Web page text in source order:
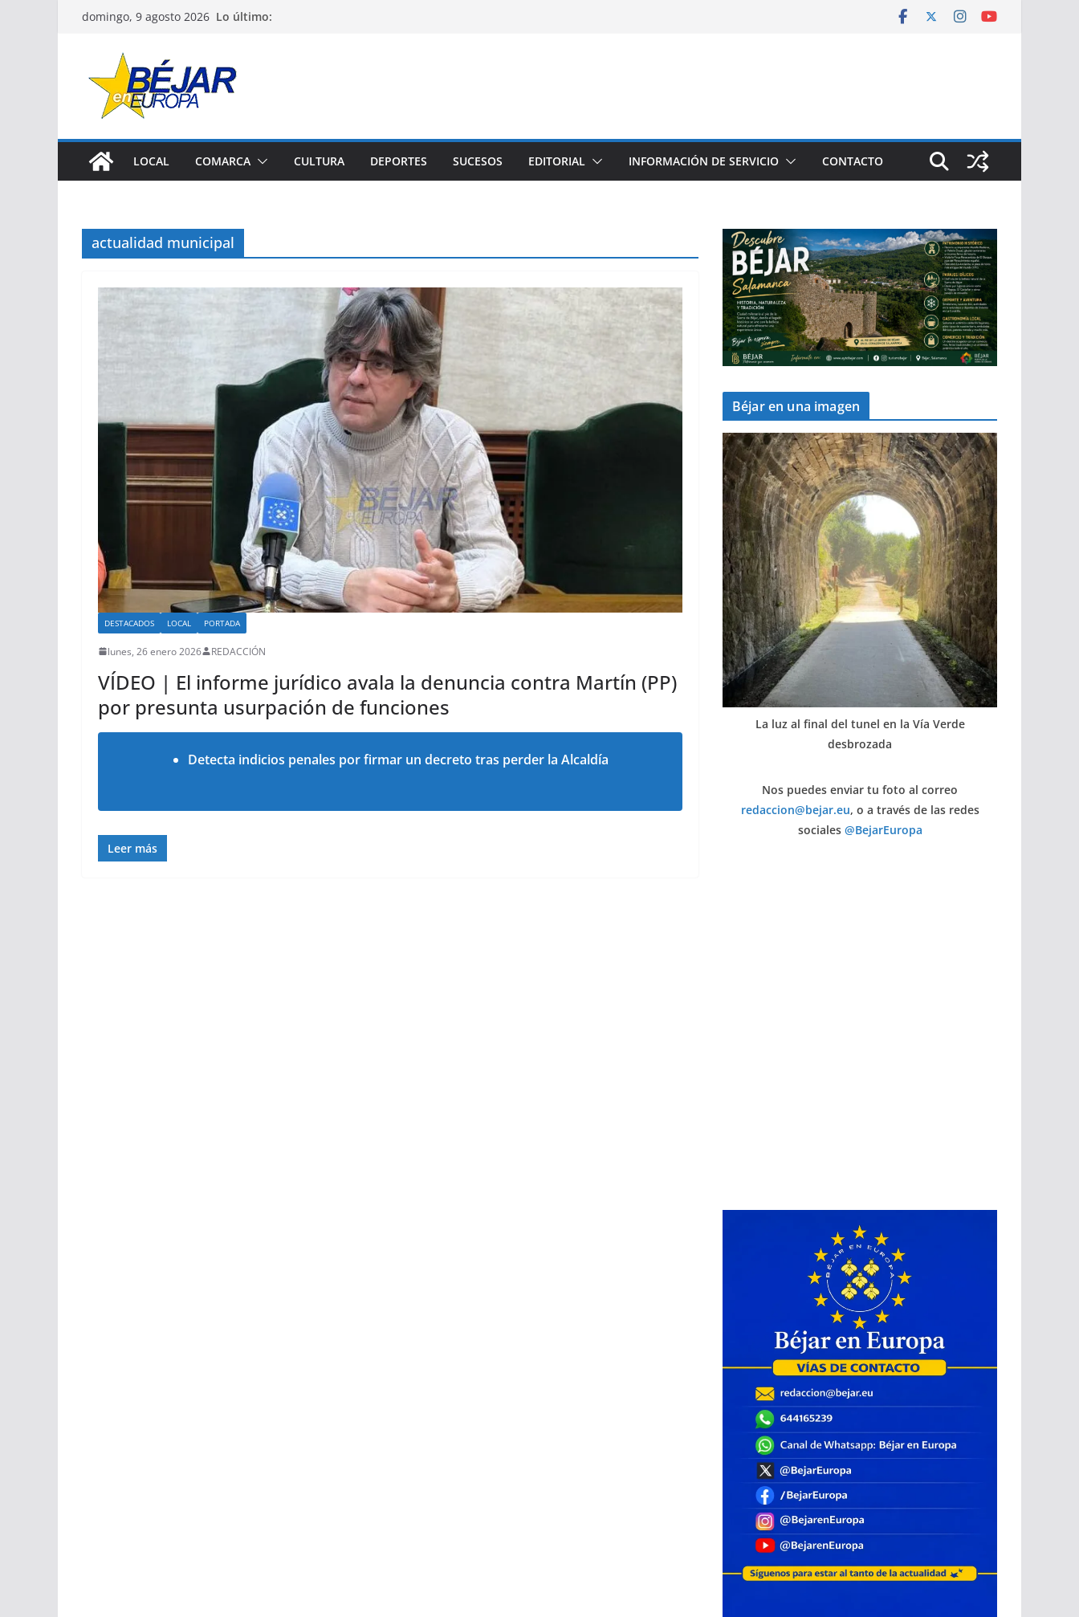
Saltardomingo, 9 agosto 2026 Lo último:
LOCAL COMARCA CULTURA DEPORTES SUCESOS EDITORIAL INFORMACIÓN DE SERVICIO CONTACTO
actualidad municipal
DESTACADOS LOCAL PORTADA
lunes, 26 enero 2026 REDACCIÓN
VÍDEO | El informe jurídico avala la denuncia contra Martín (PP)
por presunta usurpación de funciones
Detecta indicios penales por firmar un decreto tras perder la Alcaldía
Leer más
Béjar en una imagen
La luz al final del tunel en la Vía Verde
desbrozada
Nos puedes enviar tu foto al correo
redaccion@bejar.eu, o a través de las redes
sociales @BejarEuropa